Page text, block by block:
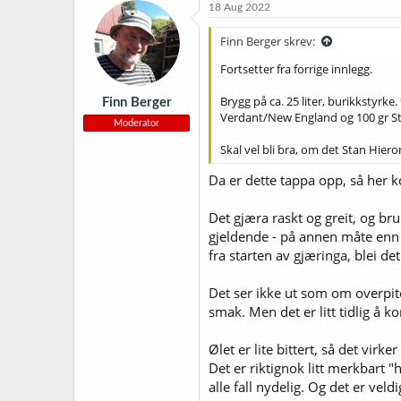
Finn Berger
Moderator
18 Aug 2022
Finn Berger skrev:
Fortsetter fra forrige innlegg.
Brygg på ca. 25 liter,
Verdant/New England og 100 gr
Skal vel bli bra, om det Stan
Da er dette tappa opp, så her
Det gjæra raskt og greit, og
gjeldende - på annen måte
fra starten av gjæringa, blei
Det ser ikke ut som om
smak. Men det er litt tidlig å
Ølet er lite bittert, så det
Det er riktignok litt merkbart
alle fall nydelig. Og det er